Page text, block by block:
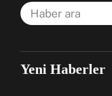
Yeni Haberler